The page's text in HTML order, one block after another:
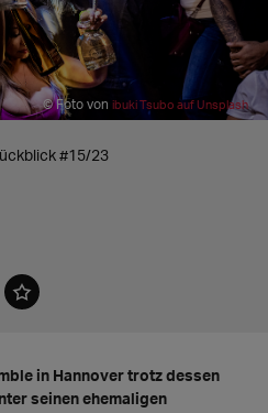
© Foto von ibuki Tsubo auf Unsplash
#15/23
in Hannover trotz dessen
seinen ehemaligen